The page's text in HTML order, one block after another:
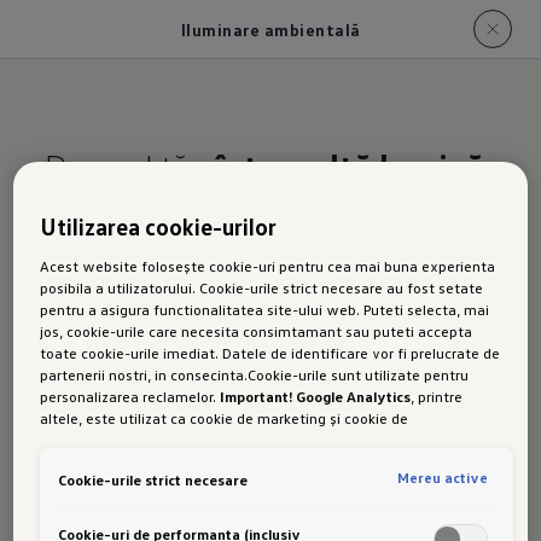
Iluminare ambientală
Drumul tăuîntr-o altă lumină
noul T-
Cross
Iluminare
Utilizarea cookie-urilor
Acest website folosește cookie-uri pentru cea mai buna experienta
posibila a utilizatorului. Cookie-urile strict necesare au fost setate
pentru a asigura functionalitatea site-ului web. Puteti selecta, mai
jos, cookie-urile care necesita consimtamant sau puteti accepta
toate cookie-urile imediat. Datele de identificare vor fi prelucrate de
partenerii nostri, in consecinta.Cookie-urile sunt utilizate pentru
personalizarea reclamelor. Important! Google Analytics, printre
altele, este utilizat ca cookie de marketing și cookie de
protectie a datelor decat Uniunea Europeana. Prin urmare, nu poate
date datorita legislatiei actuale. Ca urmare, interferenta cu
Cookie-urile strict necesare Mereu active
Cookie-uri de performanta (inclusiv